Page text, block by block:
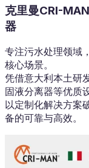
克里曼CRI-
器
专注污水处理领域
核心场景。
凭借意大利本土研
固液分离器等优质
以定制化解决方案
备的可靠与高效。